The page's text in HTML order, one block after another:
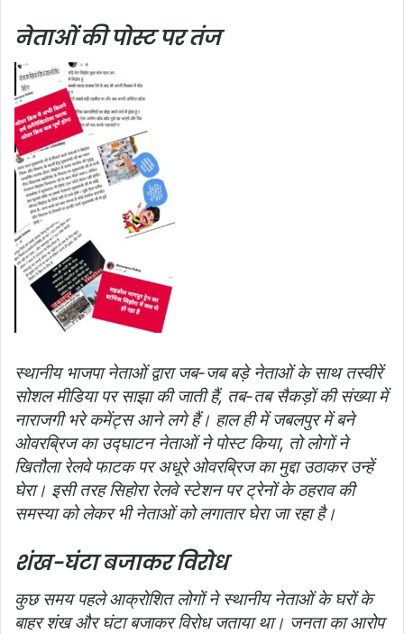
नेताओं की पोस्ट पर तंज
स्थानीय भाजपा नेताओं द्वारा जब-जब बड़े नेताओं के साथ तस्वीरें
सोशल मीडिया पर साझा की जाती हैं, तब-तब सैकड़ों की संख्या में
नाराजगी भरे कमेंट्स आने लगे हैं। हाल ही में जबलपुर में बने
ओवरब्रिज का उद्घाटन नेताओं ने पोस्ट किया, तो लोगों ने
खितौला रेलवे फाटक पर अधूरे ओवरब्रिज का मुद्दा उठाकर उन्हें
घेरा। इसी तरह सिहोरा रेलवे स्टेशन पर ट्रेनों के ठहराव की
समस्या को लेकर भी नेताओं को लगातार घेरा जा रहा है।
शंख-घंटा बजाकर विरोध
कुछ समय पहले आक्रोशित लोगों ने स्थानीय नेताओं के घरों के
बाहर शंख और घंटा बजाकर विरोध जताया था। जनता का आरोप